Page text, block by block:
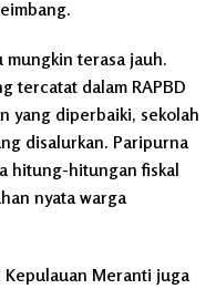
mungkin terasa jauh.
tercatat dalam RAPBD
yang diperbaiki, sekolah
disalurkan. Paripurna
hitung-hitungan fiskal
nyata warga
Kepulauan Meranti juga